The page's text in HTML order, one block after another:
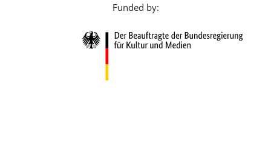
Português
Funded by: